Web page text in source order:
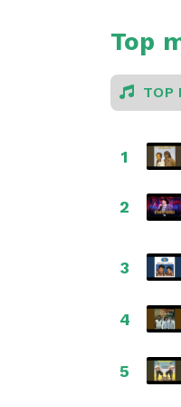
Top
TOP
1
2
3
4
5